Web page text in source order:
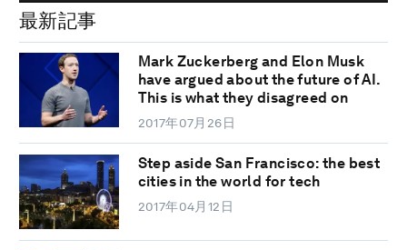
最新記事
Mark Zuckerberg and Elon Musk
have argued about the future of AI.
This is what they disagreed on
2017年07月26日
Step aside San Francisco: the best
cities in the world for tech
2017年04月12日